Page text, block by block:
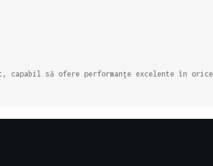
să ofere performanțe excelente în orice